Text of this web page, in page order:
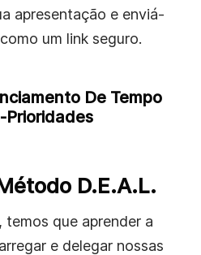
apresentação e enviá-
um link seguro.
De Tempo
Prioridades
D.E.A.L.
temos que aprender a
e delegar nossas